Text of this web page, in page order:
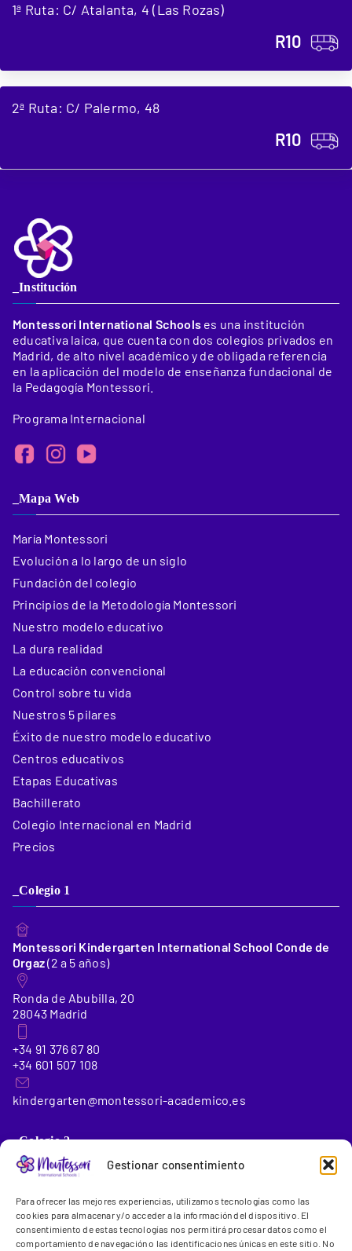
Gestionar consentimiento
Para ofrecer las mejores experiencias, utilizamos tecnologías como las
cookies para almacenar y/o acceder a la información del dispositivo. El
consentimiento de estas tecnologías nos permitirá procesar datos como el
comportamiento de navegación o las identificaciones únicas en este sitio. No
1ª Ruta: C/ Atalanta, 4 (Las Rozas)
R10
2ª Ruta: C/ Palermo, 48
R10
_Institución
Montessori International Schools es una institución
educativa laica, que cuenta con dos colegios privados en
Madrid, de alto nivel académico y de obligada referencia
en la aplicación del modelo de enseñanza fundacional de
la Pedagogía Montessori.
Programa Internacional
_Mapa Web
María Montessori
Evolución a lo largo de un siglo
Fundación del colegio
Principios de la Metodología Montessori
Nuestro modelo educativo
La dura realidad
La educación convencional
Control sobre tu vida
Nuestros 5 pilares
Éxito de nuestro modelo educativo
Centros educativos
Etapas Educativas
Bachillerato
Colegio Internacional en Madrid
Precios
_Colegio 1
Montessori Kindergarten International School Conde de
Orgaz(2 a 5 años)
Ronda de Abubilla, 20
28043 Madrid
+34 91 376 67 80
+34 601 507 108
kindergarten@montessori-academico.es
_Colegio 2
Montessori International School Conde de Orgaz(6 a 18
años)